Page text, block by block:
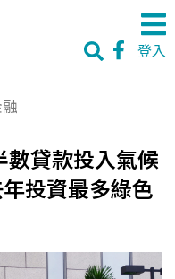
登入
數貸款投入氣候
投資最多綠色